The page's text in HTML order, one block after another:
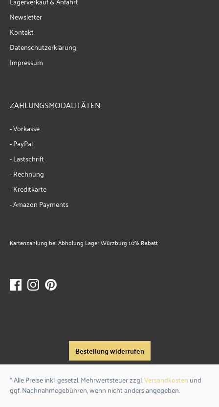
Newsletter
Kontakt
Datenschutzerklärung
Impressum
ZAHLUNGSMODALITÄTEN
- Vorkasse
- PayPal
- Lastschrift
- Rechnung
- Kreditkarte
- Amazon Payments
Kartenzahlung bei Abholung Lager Würzburg 10% Rabatt
Bestellung widerrufen
* Alle Preise inkl. gesetzl. Mehrwertsteuer zzgl.Versandkosten und
ggf. Nachnahmegebühren, wenn nicht anders angegeben.